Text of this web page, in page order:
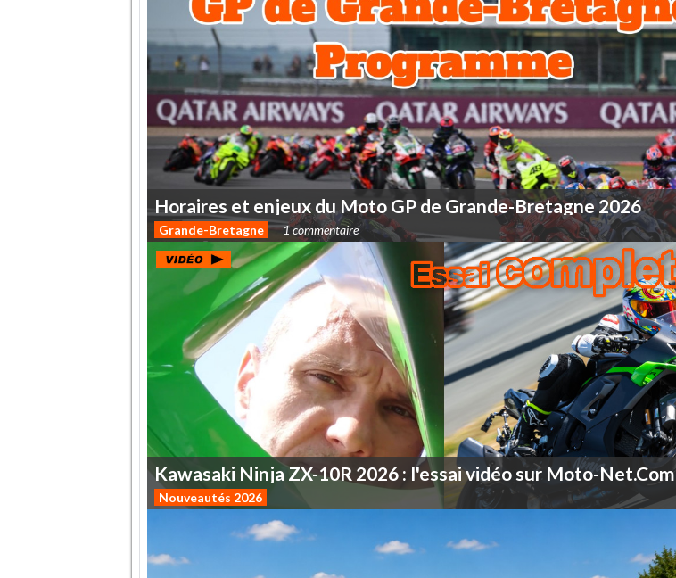
Horaires et enjeux du Moto GP de Grande-Bretagne 2026
Grande-Bretagne 1 commentaire
Kawasaki Ninja ZX-10R 2026 : l'essaividéosur Moto-Net.Com
Nouveautés 2026